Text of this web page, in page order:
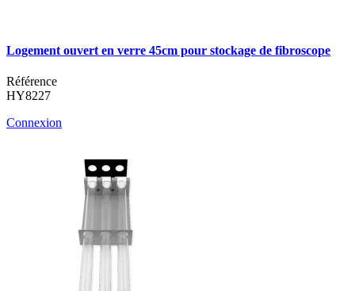
Logement ouvert en verre 45cm pour stockage de fibroscope
Référence
HY8227
Connexion